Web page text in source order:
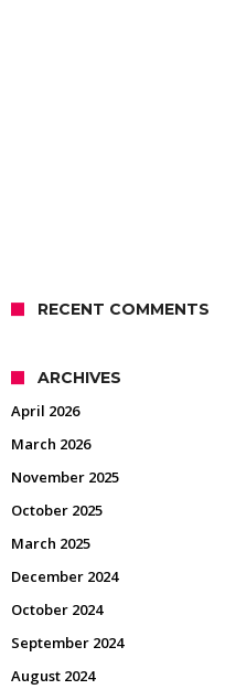
RECENT COMMENTS
ARCHIVES
April 2026
March 2026
November 2025
October 2025
March 2025
December 2024
October 2024
September 2024
August 2024